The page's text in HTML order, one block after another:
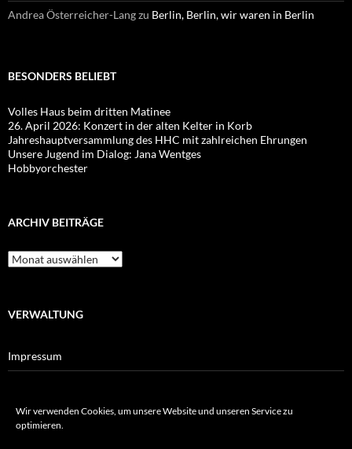
Wir verwenden Cookies, um unsere Website und unseren Service zu
optimieren.
Andrea Österreicher-Langzu Berlin, Berlin, wir waren in Berlin
BESONDERS BELIEBT
Volles Haus beim dritten Matinee
26. April 2026: Konzert in der alten Kelter in Korb
Jahreshauptversammlung des HHC mit zahlreichen Ehrungen
Unsere Jugend im Dialog: Jana Wentges
Hobbyorchester
ARCHIV BEITRÄGE
Archiv
Beiträge
VERWALTUNG
Impressum
Cookie-Richtlinie